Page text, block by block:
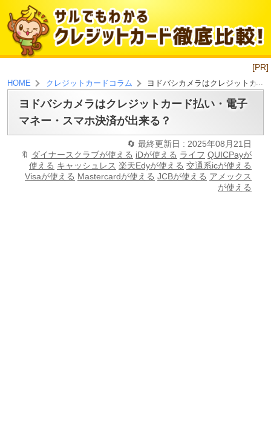
[PR]
HOME クレジットカードコラム ヨドバシカメラはクレジットカー
ヨドバシカメラはクレジットカード払い・電子
マネー・スマホ決済が出来る？
最終更新日 : 2025年08月21日
ダイナースクラブが使える iDが使える ライフ QUICPayが
使える キャッシュレス 楽天Edyが使える 交通系icが使える
Visaが使える Mastercardが使える JCBが使える アメックス
が使える